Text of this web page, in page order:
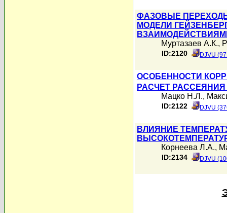
ФАЗОВЫЕ
МОДЕЛИ
Муртазаев А.К.,
ID:2120 DJVU
ОСОБЕННОСТИ
РАСЧЕТ
Мацко Н.Л.,
ID:2122 DJVU
ВЛИЯНИЕ
Корнеева Л.А.,
ID:2134 DJVU